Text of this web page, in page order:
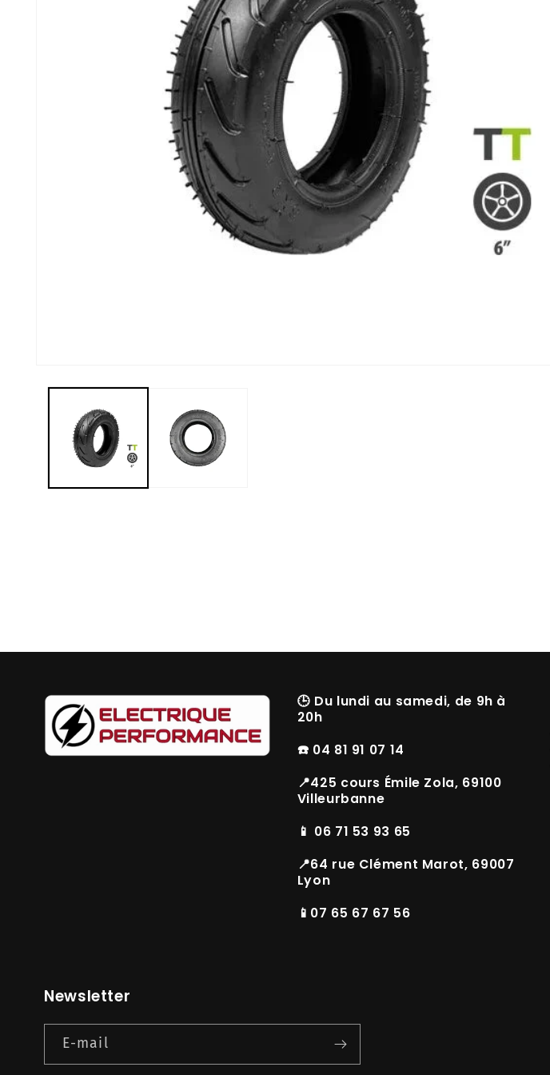
🕒 Du lundi au samedi, de 9h à
20h
☎️ 04 81 91 07 14
📍425 cours Émile Zola, 69100
Villeurbanne
📱 06 71 53 93 65
📍64 rue Clément Marot, 69007
Lyon
📱07 65 67 67 56
Newsletter
E-mail